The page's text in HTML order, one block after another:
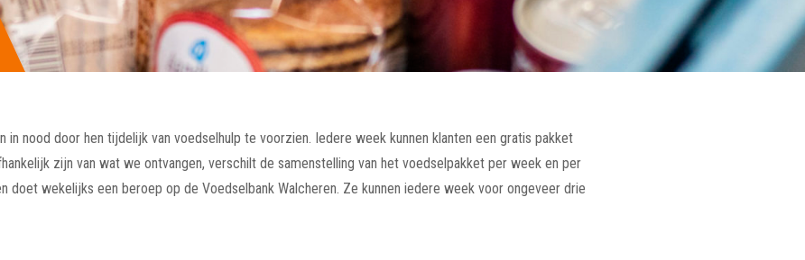
in nood door hen tijdelijk van voedselhulp te voorzien. Iedere week kunnen klanten een gratis pakket
zijn van wat we ontvangen, verschilt de samenstelling van het voedselpakket per week en per
doet wekelijks een beroep op de Voedselbank Walcheren. Ze kunnen iedere week voor ongeveer drie